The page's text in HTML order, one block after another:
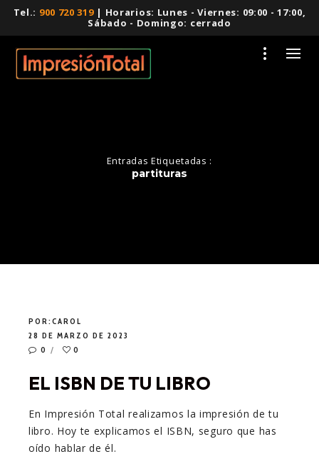
Tel.: 900 720 319| Horarios: Lunes - Viernes: 09:00 - 17:00,
Sábado - Domingo: cerrado
Entradas Etiquetadas :
partituras
POR:CAROL
28 DE MARZO DE 2023
0
0
EL ISBN DE TU LIBRO
En Impresión Total realizamos la impresión de tu
libro. Hoy te explicamos el ISBN, seguro que has
oído hablar de él.